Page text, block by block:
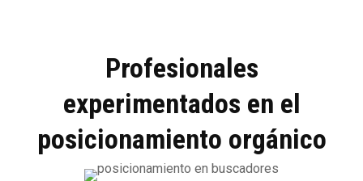
Profesionales
experimentados en el
posicionamiento orgánico